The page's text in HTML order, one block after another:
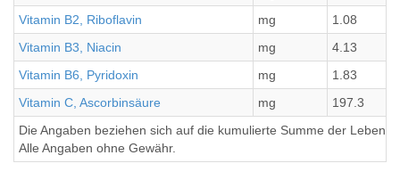
Vitamin B2, Riboflavin
mg
1.08
Vitamin B3, Niacin
mg
4.13
Vitamin B6, Pyridoxin
mg
1.83
Vitamin C, Ascorbinsäure
mg
197.3
Die Angaben beziehen sich auf die kumulierte Summe der
Alle Angaben ohne Gewähr.